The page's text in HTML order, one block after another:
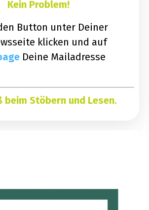
Kein Problem!
Button unter Deiner
klicken und auf
Deine Mailadresse
beim Stöbern und Lesen.